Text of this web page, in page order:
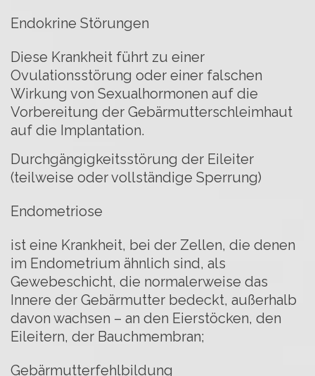
Endokrine Störungen
Diese Krankheit führt zu einer
Ovulationsstörung oder einer falschen
Wirkung von Sexualhormonen auf die
Vorbereitung der Gebärmutterschleimhaut
auf die Implantation.
Durchgängigkeitsstörung der Eileiter
(teilweise oder vollständige Sperrung)
Endometriose
ist eine Krankheit, bei der Zellen, die denen
im Endometrium ähnlich sind, als
Gewebeschicht, die normalerweise das
Innere der Gebärmutter bedeckt, außerhalb
davon wachsen – an den Eierstöcken, den
Eileitern, der Bauchmembran;
Gebärmutterfehlbildung